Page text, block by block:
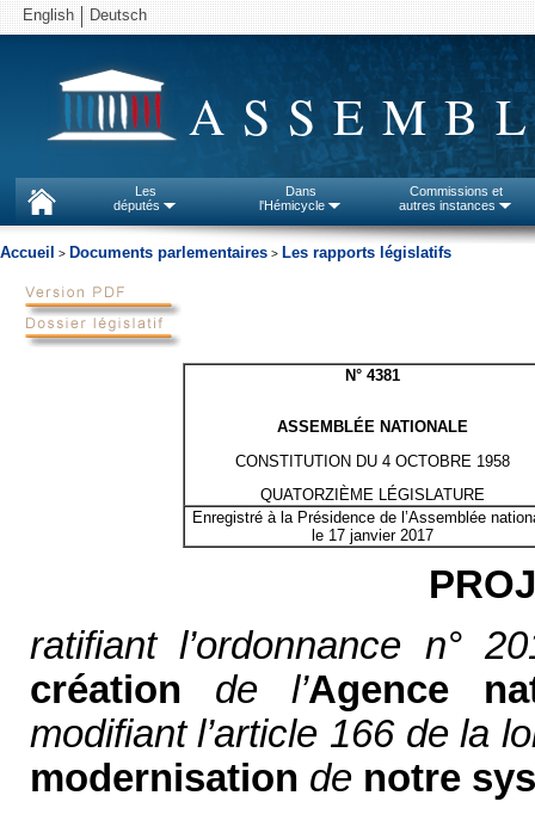
English Deutsch
Les
députés
Dans
l'Hémicycle
Commissions et
autres instances
Accueil > Documents parlementaires > Les rapports législatifs
N° 4381
ASSEMBLÉE NATIONALE
CONSTITUTION DU 4 OCTOBRE 1958
QUATORZIÈME LÉGISLATURE
Enregistré à la Présidence de l’Assemblée
le 17 janvier 2017
ratifiant l’ordonnance n°
création de l’Agence
modifiant l’article 166 de la
modernisation de notre